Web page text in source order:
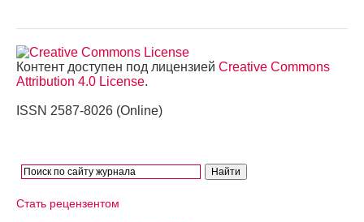
Контент доступен под лицензией Creative Commons
Attribution 4.0 License.
ISSN 2587-8026 (Online)
Стать рецензентом